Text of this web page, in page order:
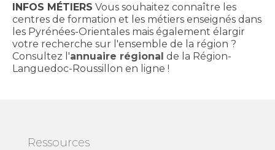
INFOS MÉTIERS Vous souhaitez connaître les
centres de formation et les métiers enseignés dans
les Pyrénées-Orientales mais également élargir
votre recherche sur l'ensemble de la région ?
Consultez l'annuaire régional de la Région-
Languedoc-Roussillon en ligne !
Ressources